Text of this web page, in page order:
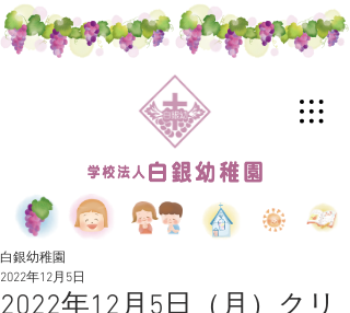
白銀幼稚園
2022年12月5日